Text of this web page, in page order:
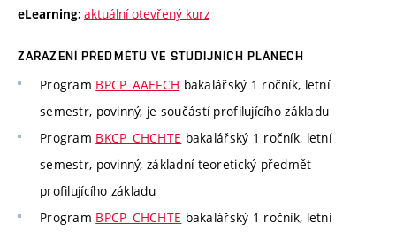
eLearning: aktuální otevřený kurz
ZAŘAZENÍ PŘEDMĚTU VE STUDIJNÍCH PLÁNECH
Program BPCP_AAEFCH bakalářský 1 ročník, letní
semestr, povinný, je součástí profilujícího základu
Program BKCP_CHCHTE bakalářský 1 ročník, letní
semestr, povinný, základní teoretický předmět
profilujícího základu
Program BPCP_CHCHTE bakalářský 1 ročník, letní